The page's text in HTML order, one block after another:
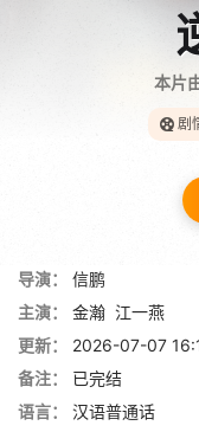
本片
剧
导演：
信鹏
主演：
金瀚 江一燕
更新：
2026-07-07
备注：
已完结
语言：
汉语普通话